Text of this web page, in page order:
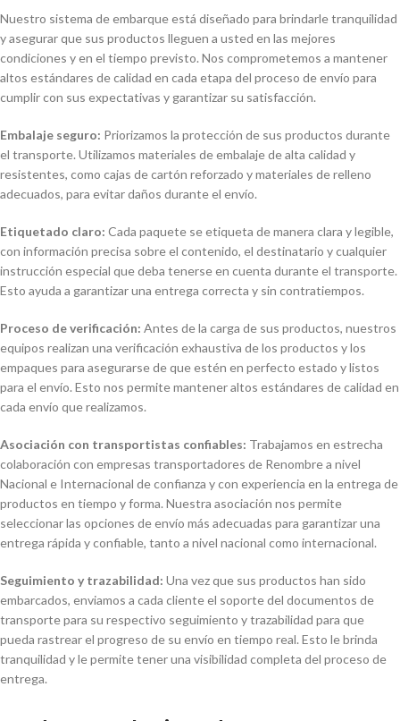
Nuestro sistema de embarque está diseñado para brindarle tranquilidad
y asegurar que sus productos lleguen a usted en las mejores
condiciones y en el tiempo previsto. Nos comprometemos a mantener
altos estándares de calidad en cada etapa del proceso de envío para
cumplir con sus expectativas y garantizar su satisfacción.
Embalaje seguro: Priorizamos la protección de sus productos durante
el transporte. Utilizamos materiales de embalaje de alta calidad y
resistentes, como cajas de cartón reforzado y materiales de relleno
adecuados, para evitar daños durante el envío.
Etiquetado claro: Cada paquete se etiqueta de manera clara y legible,
con información precisa sobre el contenido, el destinatario y cualquier
instrucción especial que deba tenerse en cuenta durante el transporte.
Esto ayuda a garantizar una entrega correcta y sin contratiempos.
Proceso de verificación: Antes de la carga de sus productos, nuestros
equipos realizan una verificación exhaustiva de los productos y los
empaques para asegurarse de que estén en perfecto estado y listos
para el envío. Esto nos permite mantener altos estándares de calidad en
cada envío que realizamos.
Asociación con transportistas confiables: Trabajamos en estrecha
colaboración con empresas transportadores de Renombre a nivel
Nacional e Internacional de confianza y con experiencia en la entrega de
productos en tiempo y forma. Nuestra asociación nos permite
seleccionar las opciones de envío más adecuadas para garantizar una
entrega rápida y confiable, tanto a nivel nacional como internacional.
Seguimiento y trazabilidad: Una vez que sus productos han sido
embarcados, enviamos a cada cliente el soporte del documentos de
transporte para su respectivo seguimiento y trazabilidad para que
pueda rastrear el progreso de su envío en tiempo real. Esto le brinda
tranquilidad y le permite tener una visibilidad completa del proceso de
entrega.